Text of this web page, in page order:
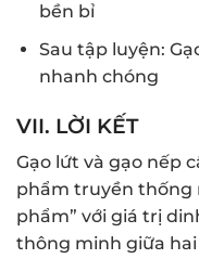
bền bỉ
Sau tập luyện:
nhanh chóng
VII. LỜI KẾT
Gạo lứt và gạo nếp
phẩm truyền thống
phẩm” với giá trị
thông minh giữa